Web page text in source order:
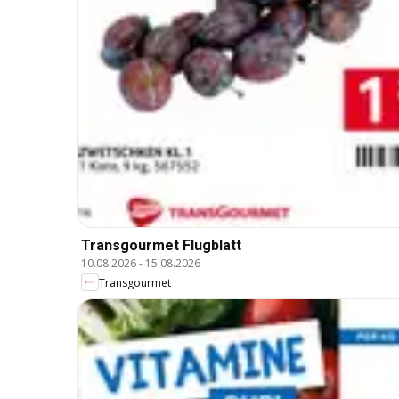
Transgourmet Flugblatt
10.08.2026- 15.08.2026
Transgourmet